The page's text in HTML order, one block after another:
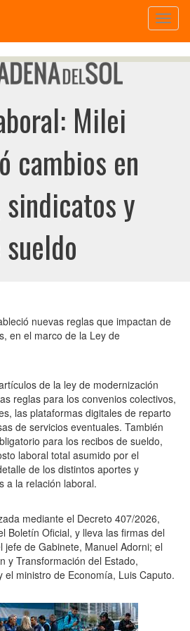
Milei
cambios en
sindicatos y
nuevas reglas que impactan de
en el marco de la Ley de
de la ley de modernización
reglas para los convenios colectivos,
las plataformas digitales de reparto
de servicios eventuales. También
para los recibos de sueldo,
laboral total asumido por el
de los distintos aportes y
a la relación laboral.
mediante el Decreto 407/2026,
Boletín Oficial, y lleva las firmas del
jefe de Gabinete, Manuel Adorni; el
y Transformación del Estado,
el ministro de Economía, Luis Caputo.